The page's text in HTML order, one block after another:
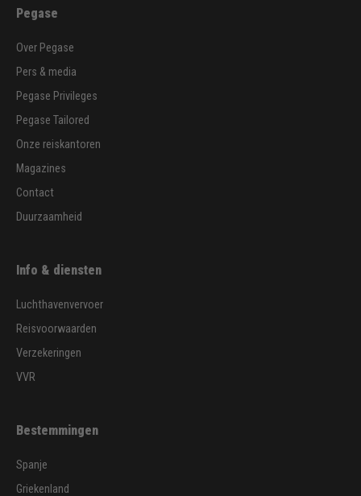
Pegase
Over Pegase
Pers & media
Pegase Privileges
Pegase Tailored
Onze reiskantoren
Magazines
Contact
Duurzaamheid
Info & diensten
Luchthavenvervoer
Reisvoorwaarden
Verzekeringen
VVR
Bestemmingen
Spanje
Griekenland